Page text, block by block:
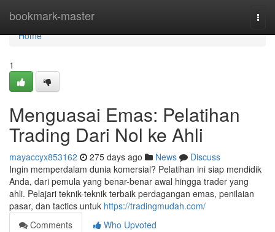
bookmark-master
Home
Home
1
Menguasai Emas: Pelatihan
Trading Dari Nol ke Ahli
mayaccyx853162 275 days ago News
Discuss
Ingin memperdalam dunia komersial? Pelatihan ini siap mendidik
Anda, dari pemula yang benar-benar awal hingga trader yang
ahli. Pelajari teknik-teknik terbaik perdagangan emas, penilaian
pasar, dan tactics untuk https://tradingmudah.com/
Comments
Who Upvoted